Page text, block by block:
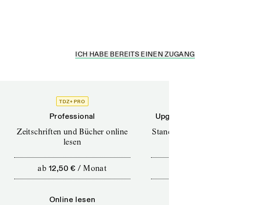
ICH HABE BEREITS EINEN ZUGANG
TDZ+ PRO
Professional
Zeitschriften und Bücher online
lesen
ab 12,50 € /Monat
Online lesen
Upgrade für Printabonnenten
Standard (TdZ+) – Zeitschriften